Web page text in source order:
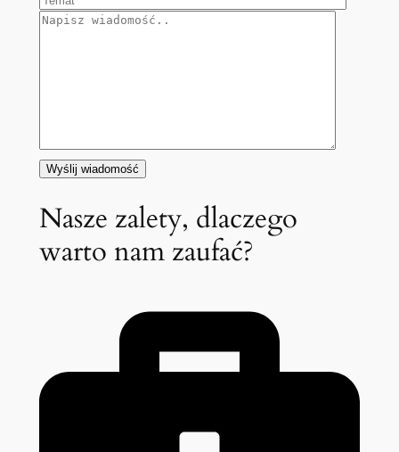
Nasze zalety, dlaczego
warto nam zaufać?